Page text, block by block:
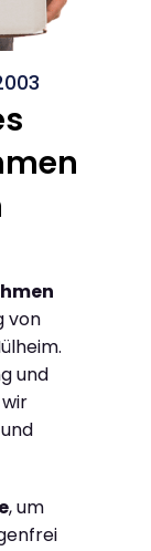
von
und
, um